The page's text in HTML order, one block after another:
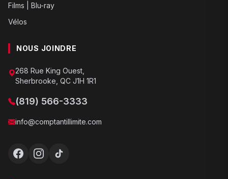
Films | Blu-ray
Vélos
NOUS JOINDRE
268 Rue King Ouest,
Sherbrooke, QC J1H 1R1
(819) 566-3333
info@comptantillimite.com